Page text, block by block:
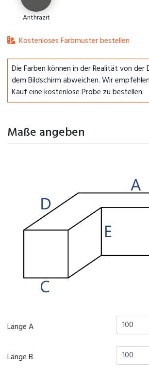
Anthrazit
Kostenloses Farbmuster bestellen
Die Farben können in der Realität von der
dem Bildschirm abweichen. Wir
Kauf eine kostenlose Probe zu bestellen.
Maße angeben
Länge A
Länge B